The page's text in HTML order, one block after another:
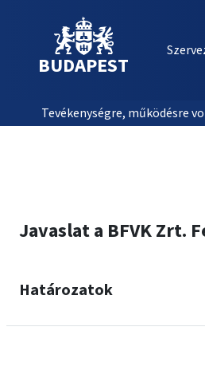
BUDAPEST
Tevékenységre, működésre
Javaslat a BFVK Zrt.
Határozatok